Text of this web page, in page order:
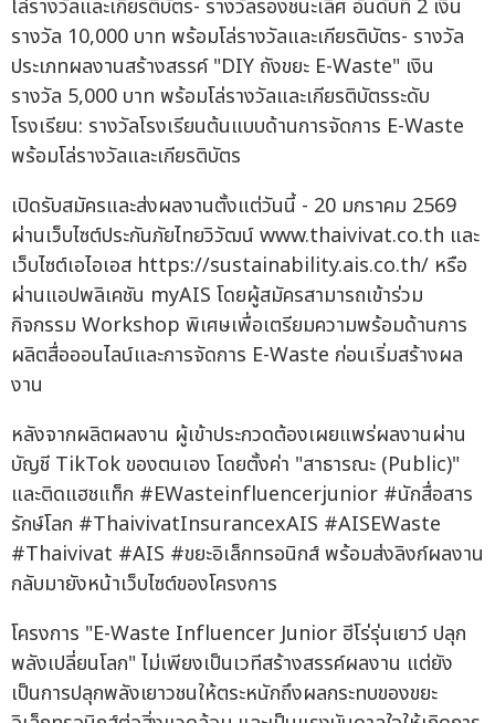
โล่รางวัลและเกียรติบัตร- รางวัลรองชนะเลิศ อันดับที่ 2 เงิน
รางวัล 10,000 บาท พร้อมโล่รางวัลและเกียรติบัตร- รางวัล
ประเภทผลงานสร้างสรรค์ "DIY ถังขยะ E-Waste" เงิน
รางวัล 5,000 บาท พร้อมโล่รางวัลและเกียรติบัตรระดับ
โรงเรียน: รางวัลโรงเรียนต้นแบบด้านการจัดการ E-Waste
พร้อมโล่รางวัลและเกียรติบัตร
เปิดรับสมัครและส่งผลงานตั้งแต่วันนี้ - 20 มกราคม 2569
ผ่านเว็บไซต์ประกันภัยไทยวิวัฒน์ www.thaivivat.co.th และ
เว็บไซต์เอไอเอส https://sustainability.ais.co.th/ หรือ
ผ่านแอปพลิเคชัน myAIS โดยผู้สมัครสามารถเข้าร่วม
กิจกรรม Workshop พิเศษเพื่อเตรียมความพร้อมด้านการ
ผลิตสื่อออนไลน์และการจัดการ E-Waste ก่อนเริ่มสร้างผล
งาน
หลังจากผลิตผลงาน ผู้เข้าประกวดต้องเผยแพร่ผลงานผ่าน
บัญชี TikTok ของตนเอง โดยตั้งค่า "สาธารณะ (Public)"
และติดแฮชแท็ก #EWasteinfluencerjunior #นักสื่อสาร
รักษ์โลก #ThaivivatInsurancexAIS #AISEWaste
#Thaivivat #AIS #ขยะอิเล็กทรอนิกส์ พร้อมส่งลิงก์ผลงาน
กลับมายังหน้าเว็บไซต์ของโครงการ
โครงการ "E-Waste Influencer Junior ฮีโร่รุ่นเยาว์ ปลุก
พลังเปลี่ยนโลก" ไม่เพียงเป็นเวทีสร้างสรรค์ผลงาน แต่ยัง
เป็นการปลุกพลังเยาวชนให้ตระหนักถึงผลกระทบของขยะ